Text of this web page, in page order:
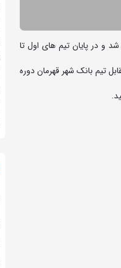
در سالن 12 هزار نفری آزادی تهران برگزار شد و در پایان تیم های اول تا
عمومی فدراسیون کشتی، در دیدار فینال این مسابقات تیم باشگاه فرهنگی ورزشی سایپا با نتیجه 6 بر 4 مقابل تیم بانک شهر قهرمان دوره